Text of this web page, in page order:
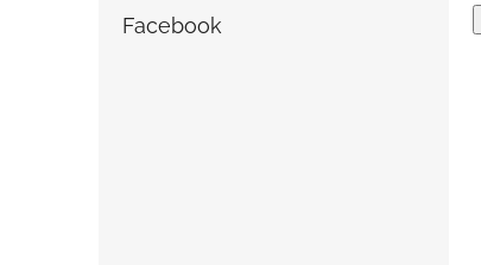
Facebook